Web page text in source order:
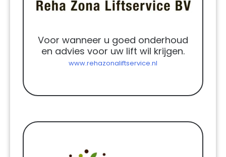
Voor wanneer u goed onderhoud
en advies voor uw lift wil krijgen.
www.rehazonaliftservice.nl